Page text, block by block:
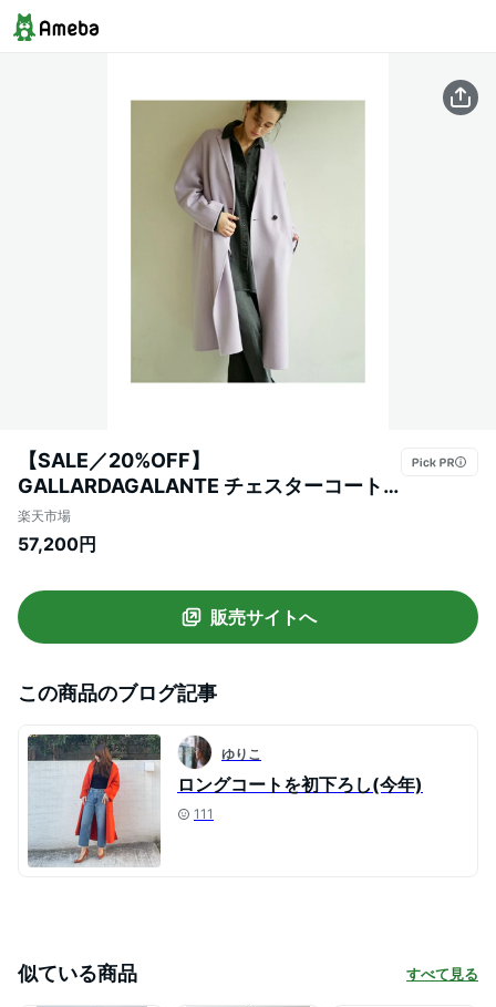
【SALE／20%OFF】
GALLARDAGALANTE チェスターコート
ガリャルダガランテ ジャケット・アウター
その他のジャケット・アウター パープル
楽天市場
57,200円
販売サイトへ
この商品のブログ記事
ゆりこ
ロングコートを初下ろし(今年)
111
似ている商品 すべて見る